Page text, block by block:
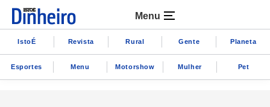
Menu
IstoÉ Revista Rural Gente Planeta
Esportes Menu Motorshow Mulher Pet